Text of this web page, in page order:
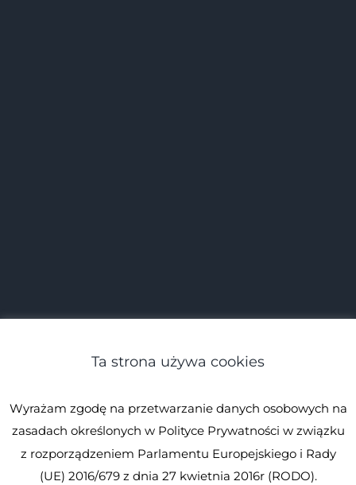
Ta strona używa cookies
Wyrażam zgodę na przetwarzanie danych osobowych na
zasadach określonych w Polityce Prywatności w związku
z rozporządzeniem Parlamentu Europejskiego i Rady
(UE) 2016/679 z dnia 27 kwietnia 2016r (RODO).